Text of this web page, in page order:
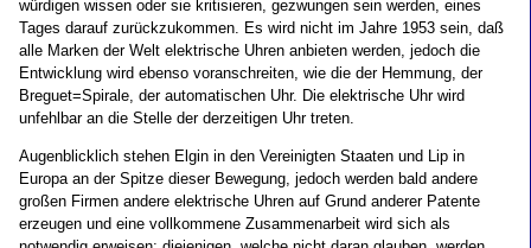
würdigen wissen oder sie kritisieren, gezwungen sein werden, eines
Tages darauf zurückzukommen. Es wird nicht im Jahre 1953 sein, daß
alle Marken der Welt elektrische Uhren anbieten werden, jedoch die
Entwicklung wird ebenso voranschreiten, wie die der Hemmung, der
Breguet=Spirale, der automatischen Uhr. Die elektrische Uhr wird
unfehlbar an die Stelle der derzeitigen Uhr treten.
Augenblicklich stehen Elgin in den Vereinigten Staaten und Lip in
Europa an der Spitze dieser Bewegung, jedoch werden bald andere
großen Firmen andere elektrische Uhren auf Grund anderer Patente
erzeugen und eine vollkommene Zusammenarbeit wird sich als